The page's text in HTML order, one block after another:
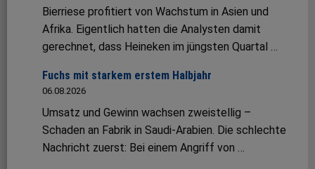
Bierriese profitiert von Wachstum in Asien und
Afrika. Eigentlich hatten die Analysten damit
gerechnet, dass Heineken im jüngsten Quartal …
Fuchs mit starkem erstem Halbjahr
06.08.2026
Umsatz und Gewinn wachsen zweistellig –
Schaden an Fabrik in Saudi-Arabien. Die schlechte
Nachricht zuerst: Bei einem Angriff von …